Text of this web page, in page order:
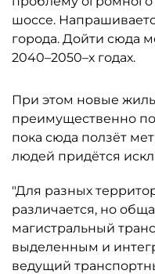
шоссе.
города. Дойти сюда
2040–2050–х годах.
При этом новые
преимущественно
пока сюда ползёт
людей придётся
"Для разных
различается, но
магистральный
выделенным и
ведущий